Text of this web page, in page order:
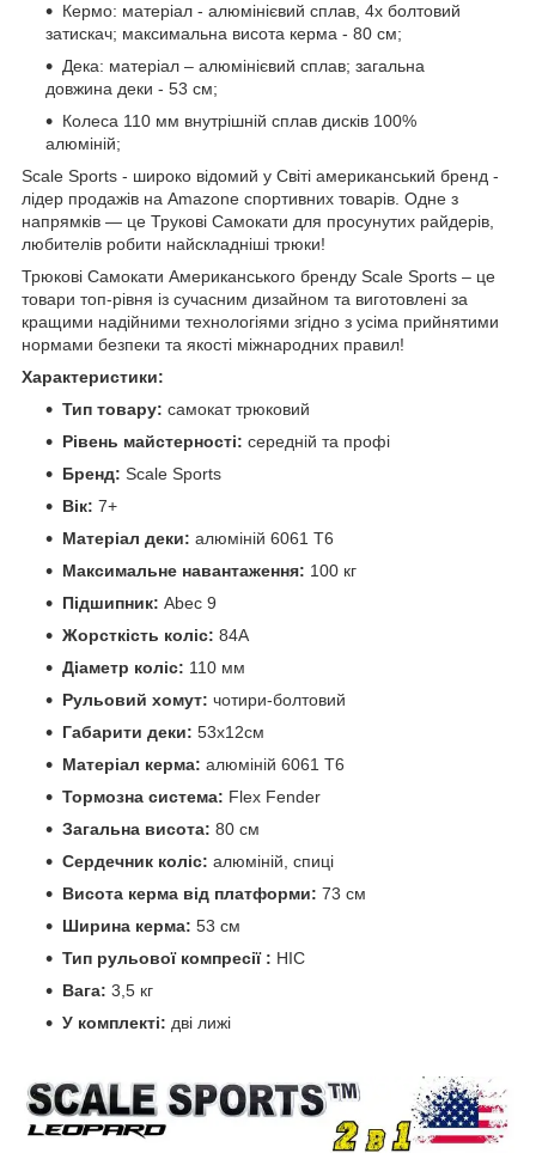
Кермо: матеріал - алюмінієвий сплав, 4х болтовий
затискач; максимальна висота керма - 80 см;
Дека: матеріал – алюмінієвий сплав; загальна
довжина деки - 53 см;
Колеса 110 мм внутрішній сплав дисків 100%
алюміній;
Scale Sports - широко відомий у Світі американський бренд -
лідер продажів на Amazone спортивних товарів. Одне з
напрямків — це Трукові Самокати для просунутих райдерів,
любителів робити найскладніші трюки!
Трюкові Самокати Американського бренду Scale Sports – це
товари топ-рівня із сучасним дизайном та виготовлені за
кращими надійними технологіями згідно з усіма прийнятими
нормами безпеки та якості міжнародних правил!
Характеристики:
Тип товару: самокат трюковий
Рівень майстерності: середній та профі
Бренд: Scale Sports
Вік: 7+
Матеріал деки: алюміній 6061 T6
Максимальне навантаження: 100 кг
Підшипник: Abec 9
Жорсткість коліс: 84А
Діаметр коліс: 110 мм
Рульовий хомут: чотири-болтовий
Габарити деки: 53х12см
Матеріал керма: алюміній 6061 Т6
Тормозна система: Flex Fender
Загальна висота: 80 см
Сердечник коліс: алюміній, спиці
Висота керма від платформи: 73 см
Ширина керма: 53 см
Тип рульової компресії : HIC
Вага: 3,5 кг
У комплекті: дві лижі